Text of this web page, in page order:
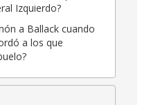
Izquierdo?
a Ballack cuando
a los que